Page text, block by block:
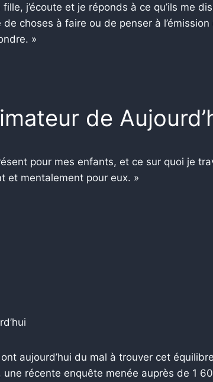
j’écoute et je réponds à ce qu’ils me
choses à faire ou de penser à
»
de
pour mes enfants, et ce sur quoi je
et mentalement pour eux. »
aujourd’hui du mal à trouver cet
récente enquête menée auprès de 1